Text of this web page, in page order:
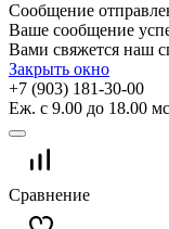
Сообщение
Ваше сообщение
Вами свяжется наш
Закрыть окно
+7 (903) 181-30-00
Еж. с 9.00 до 18.00
Сравнение